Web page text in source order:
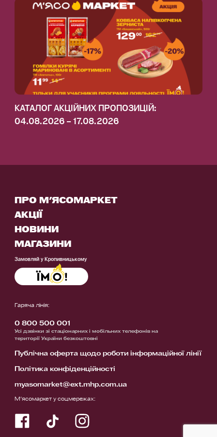
КАТАЛОГ АКЦІЙНИХ ПРОПОЗИЦІЙ:
04.08.2026 – 17.08.2026
ПРО М'ЯСОМАРКЕТ
АКЦІЇ
НОВИНИ
МАГАЗИНИ
Замовляй у Кропивницькому
Гаряча лінія:
0 800 500 001
Усі дзвінки зі стаціонарних і мобільних телефонів на
території України безкоштовні
Публічна оферта щодо роботи інформаційної лінії
Політика конфіденційності
myasomarket@ext.mhp.com.ua
М'ясомаркет у соцмережах: